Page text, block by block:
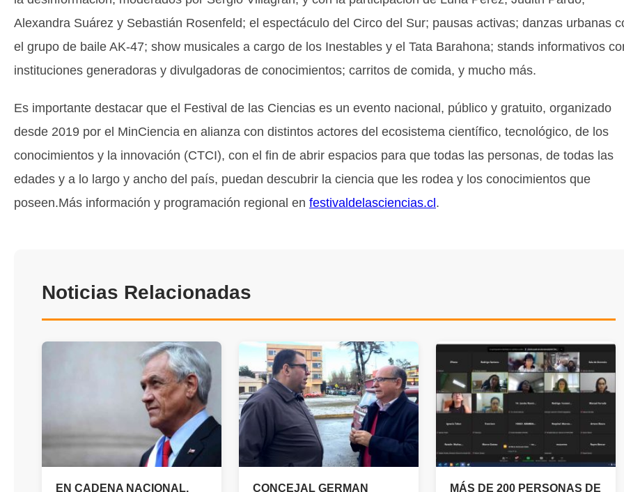
Alexandra Suárez y Sebastián Rosenfeld; el espectáculo del Circo del Sur; pausas activas; danzas urbanas
el grupo de baile AK-47; show musicales a cargo de los Inestables y el Tata Barahona; stands informativos
instituciones generadoras y divulgadoras de conocimientos; carritos de comida, y mucho más.
Es importante destacar que el Festival de las Ciencias es un evento nacional, público y gratuito, organizado
desde 2019 por el MinCiencia en alianza con distintos actores del ecosistema científico, tecnológico, de los
conocimientos y la innovación (CTCI), con el fin de abrir espacios para que todas las personas, de todas las
edades y a lo largo y ancho del país, puedan descubrir la ciencia que les rodea y los conocimientos que
poseen.Más información y programación regional en festivaldelasciencias.cl .
Noticias Relacionadas
EN CADENA NACIONAL, CONCEJAL GERMAN MÁS DE 200 PERSONAS DE